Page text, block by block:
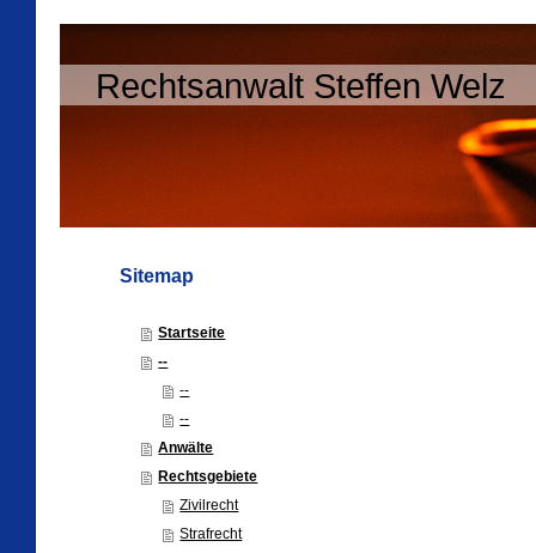
Rechtsanwalt Steffen Welz
Sitemap
Startseite
--
--
--
Anwälte
Rechtsgebiete
Zivilrecht
Strafrecht